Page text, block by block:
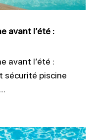
avant l’été :
avant l’été :
sécurité piscine